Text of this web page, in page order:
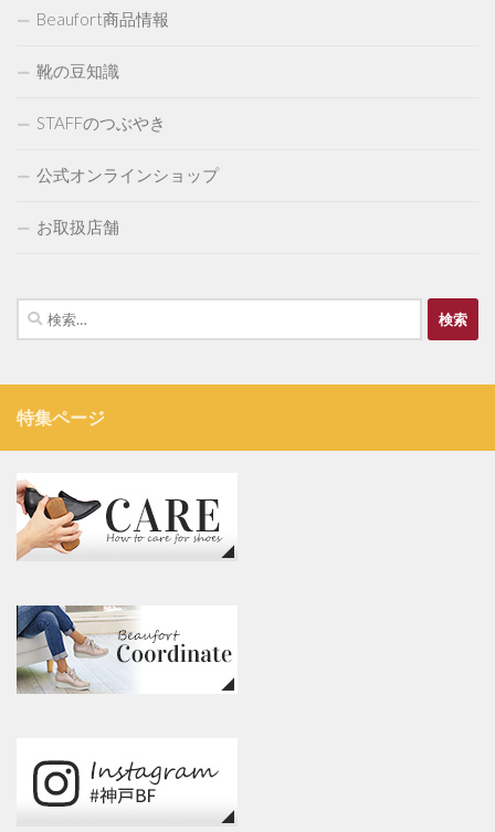
Beaufort商品情報
靴の豆知識
STAFFのつぶやき
公式オンラインショップ
お取扱店舗
検
索:
特集ページ